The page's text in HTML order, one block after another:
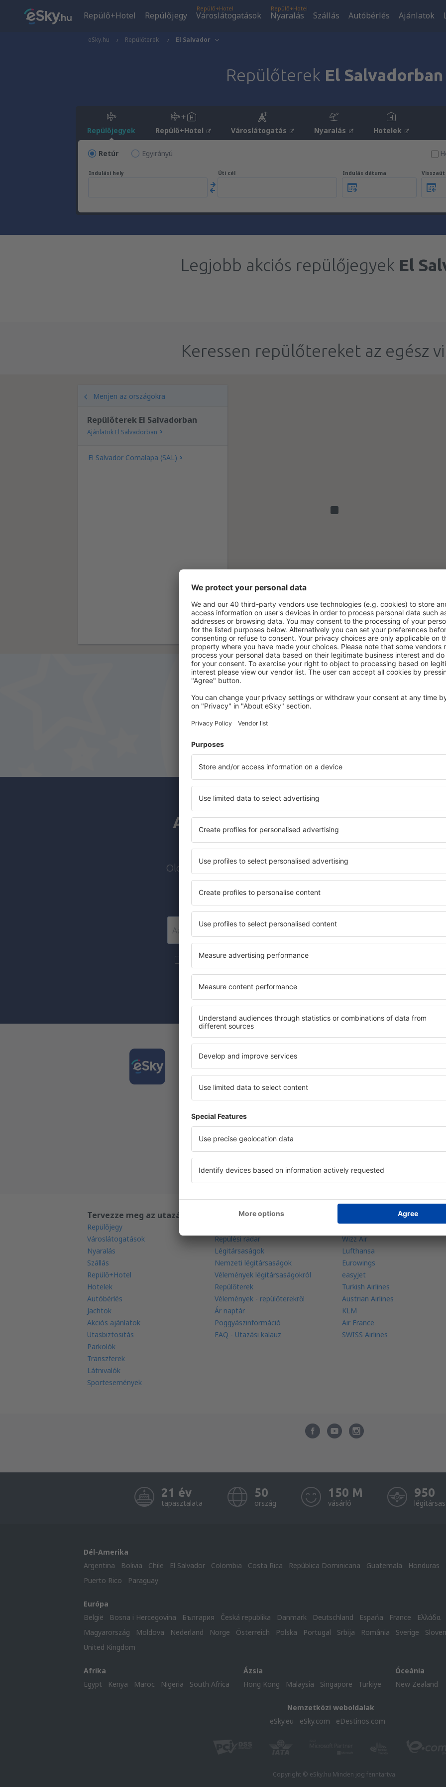
Repülő+Hotel Repülőjegy
Repülő+Hotel
Városlátogatások
Repülő+Hotel
Nyaralás Szállás Autóbérlés Ajánlatok
eSky.hu Repülőterek El Salvador
Repülőterek El Salvadorban
Repülőjegyek Repülő+Hotel Városlátogatás Nyaralás Hotelek
Retúr Egyirányú
Indulási hely Úti cél Indulás dátuma
Legjobb akciós repülőjegyek El
Keressen repülőtereket az egész
Menjen az országokra
Repülőterek El Salvadorban
Ajánlatok El Salvadorban
El Salvador Comalapa (SAL)
Takarítson meg időt és
Foglaljon Repülő+Hotel
A hírlevélre feliratkozók többet
kevesebbért
Olcsó járatok, városlátogatás, nyaralás – kapjon egyedi
mindenki más előtt.
Csak a legjobbakat küldjük, az utazók becsszavára!
Szeretnék kedvezőbb árakat kapni bizonyos utazásokra,
és hozzájárulok ahhoz,
marketinginformációkat küldjön az általam megadott e-mail-címre.
A jelölőnégyzet megjelölésével, az email cím megadásával és az „Iratkozzon fel”
Töltse le az alkalmazásunkat
és tervezze meg az útjait
kényelmesen
A legjobb értékelésű alkalmazás az utazási kategóriában
Új napi ajánlatok a kezénél
Minden foglalása egy helyen
Tervezze meg az utazást
Repülőjegy
Városlátogatások
Nyaralás
Szállás
Repülő+Hotel
Hotelek
Autóbérlés
Jachtok
Akciós ajánlatok
Utasbiztositás
Parkolók
Transzferek
Látnivalók
Sportesemények
Tudjon meg többet
Repülési radar
Légitársaságok
Nemzeti légitársaságok
Vélemények légitársaságokról
Repülőterek
Vélemények - repülőterekről
Ár naptár
Poggyászinformáció
FAQ - Utazási kalauz
Légitársaságok
Ryanair
Wizz Air
Lufthansa
Eurowings
easyJet
Turkish Airlines
Austrian Airlines
KLM
Air France
SWISS Airlines
21 év
tapasztalata
50
ország
150 M
vásárló
950
Dél-Amerika
Argentina
Bolivia Chile El Salvador Colombia Costa Rica República Dominicana Guatemala Honduras
Puerto Rico
Paraguay
Európa
België
Bosna i Hercegovina България Česká republika Danmark Deutschland Espańa France Ελλάδα
Magyarország
Moldova Nederland Norge Österreich Polska Portugal Srbija România Sverige
United Kingdom
Afrika
Egypt
Kenya Maroc Nigeria South Africa
Ázsia
Hong Kong
Malaysia Singapore Türkiye
Óceánia
New Zealand
Nemzetközi weboldalak
eSky.eu
eSky.com eDestinos.com
Copyright © eSky.hu Minden jog fenntartva.